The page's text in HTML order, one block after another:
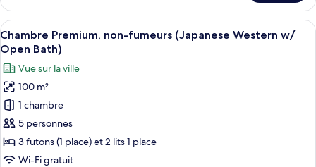
fumeurs
(with
Open-
Air
Bath)
le
type
de
chambre
Chambre
Tradition,
non-
fumeurs
(with
Open-
Bath)
Afficher
toutes
les
photos
pour
ce
type
de
chambre :
Une pièce de style japonais
7
Chambre Premium, non-fumeurs (Japanese Western w/
Open Bath)
Vue sur la ville
100 m²
1 chambre
5 personnes
3 futons (1 place) et 2 lits 1 place
Wi-Fi gratuit